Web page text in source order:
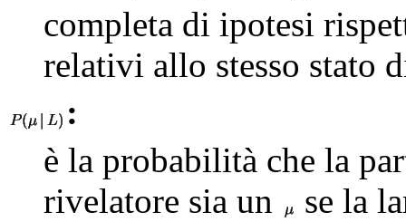
completa di ipotesi
relativi allo stesso stato
:
è la probabilità che la
rivelatore sia un
se la